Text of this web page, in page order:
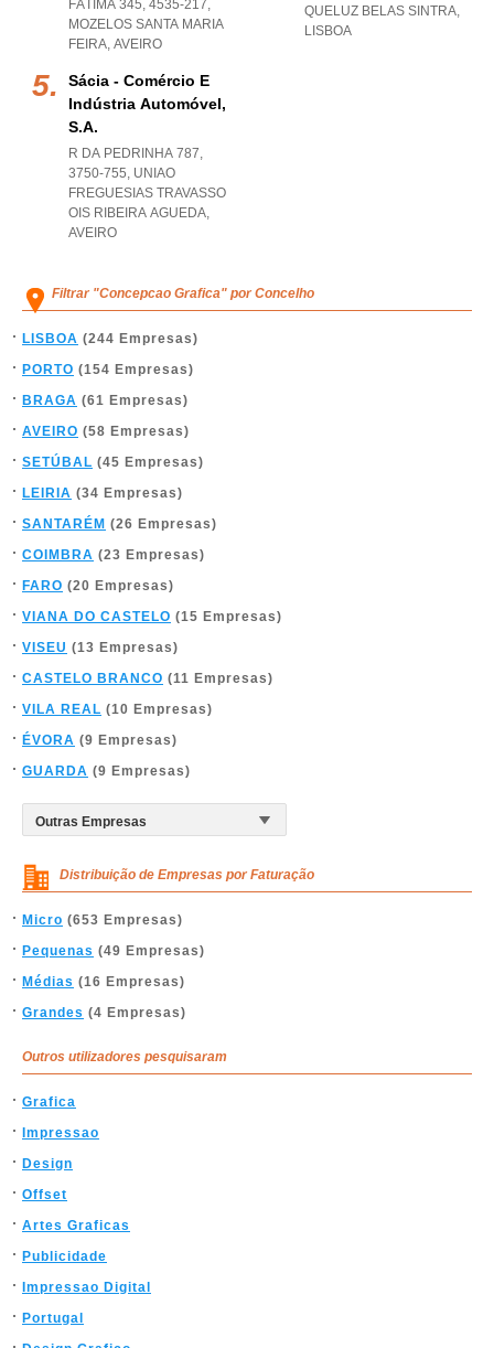
FÁTIMA 345, 4535-217,
MOZELOS SANTA MARIA
FEIRA, AVEIRO
Sácia - Comércio E
Indústria Automóvel,
S.a.
R DA PEDRINHA 787,
3750-755, UNIAO
FREGUESIAS TRAVASSO
OIS RIBEIRA AGUEDA,
AVEIRO
QUELUZ BELAS SINTRA,
LISBOA
Filtrar "Concepcao Grafica" por Concelho
LISBOA (244 Empresas)
PORTO (154 Empresas)
BRAGA (61 Empresas)
AVEIRO (58 Empresas)
SETÚBAL (45 Empresas)
LEIRIA (34 Empresas)
SANTARÉM (26 Empresas)
COIMBRA (23 Empresas)
FARO (20 Empresas)
VIANA DO CASTELO (15 Empresas)
VISEU (13 Empresas)
CASTELO BRANCO (11 Empresas)
VILA REAL (10 Empresas)
ÉVORA (9 Empresas)
GUARDA (9 Empresas)
Distribuição de Empresas por Faturação
Micro (653 Empresas)
Pequenas (49 Empresas)
Médias (16 Empresas)
Grandes (4 Empresas)
Outros utilizadores pesquisaram
Grafica
Impressao
Design
Offset
Artes Graficas
Publicidade
Impressao Digital
Portugal